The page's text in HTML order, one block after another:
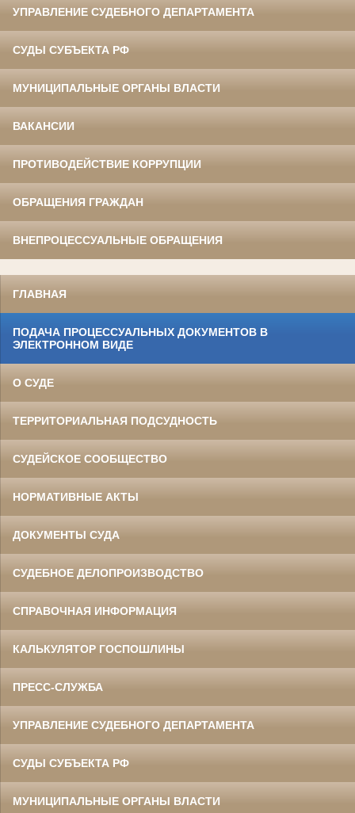
УПРАВЛЕНИЕ СУДЕБНОГО ДЕПАРТАМЕНТА
СУДЫ СУБЪЕКТА РФ
МУНИЦИПАЛЬНЫЕ ОРГАНЫ ВЛАСТИ
ВАКАНСИИ
ПРОТИВОДЕЙСТВИЕ КОРРУПЦИИ
ОБРАЩЕНИЯ ГРАЖДАН
ВНЕПРОЦЕССУАЛЬНЫЕ ОБРАЩЕНИЯ
ГЛАВНАЯ
ПОДАЧА ПРОЦЕССУАЛЬНЫХ ДОКУМЕНТОВ В
ЭЛЕКТРОННОМ ВИДЕ
О СУДЕ
ТЕРРИТОРИАЛЬНАЯ ПОДСУДНОСТЬ
СУДЕЙСКОЕ СООБЩЕСТВО
НОРМАТИВНЫЕ АКТЫ
ДОКУМЕНТЫ СУДА
СУДЕБНОЕ ДЕЛОПРОИЗВОДСТВО
СПРАВОЧНАЯ ИНФОРМАЦИЯ
КАЛЬКУЛЯТОР ГОСПОШЛИНЫ
ПРЕСС-СЛУЖБА
УПРАВЛЕНИЕ СУДЕБНОГО ДЕПАРТАМЕНТА
СУДЫ СУБЪЕКТА РФ
МУНИЦИПАЛЬНЫЕ ОРГАНЫ ВЛАСТИ